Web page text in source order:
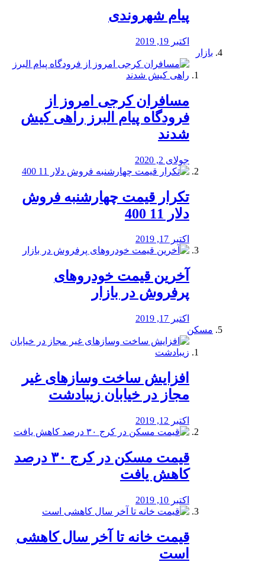
پیام شهروندی
اکتبر 19, 2019
بازار
مسافران کرجی امروز از
فرودگاه پیام البرز راهی کیش
شدند
جولای 2, 2020
تکرار قیمت چهارشنبه فروش
دلار 11 400
اکتبر 17, 2019
آخرین قیمت خودرو‌های
پرفروش در بازار
اکتبر 17, 2019
مسکن
افزایش ساخت وسازهای غیر
مجاز در خیابان زیبادشت
اکتبر 12, 2019
️قیمت مسکن در کرج ۳۰ درصد
کاهش یافت
اکتبر 10, 2019
قیمت خانه تا آخر سال کاهشی
است